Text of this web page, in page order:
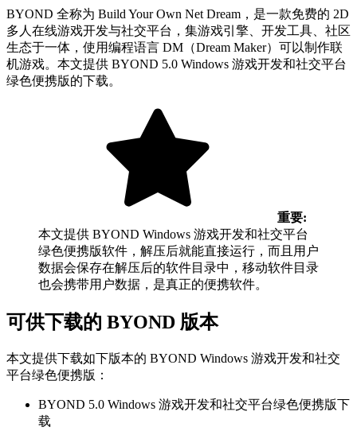
BYOND 全称为 Build Your Own Net Dream，是一款免费的 2D
多人在线游戏开发与社交平台，集游戏引擎、开发工具、社区
生态于一体，使用编程语言 DM（Dream Maker）可以制作联
机游戏。本文提供 BYOND 5.0 Windows 游戏开发和社交平台
绿色便携版的下载。
重要:
本文提供 BYOND Windows 游戏开发和社交平台
绿色便携版软件，解压后就能直接运行，而且用户
数据会保存在解压后的软件目录中，移动软件目录
也会携带用户数据，是真正的便携软件。
可供下载的 BYOND 版本
本文提供下载如下版本的 BYOND Windows 游戏开发和社交
平台绿色便携版：
BYOND 5.0 Windows 游戏开发和社交平台绿色便携版下
载